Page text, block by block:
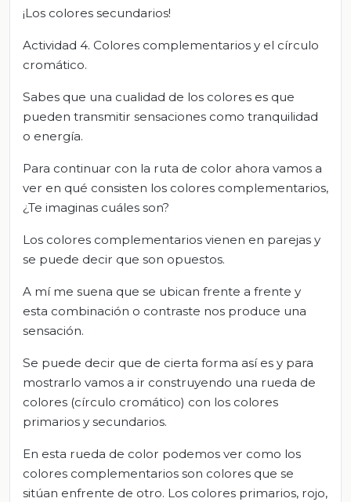
¡Los colores secundarios!
Actividad 4. Colores complementarios y el círculo
cromático.
Sabes que una cualidad de los colores es que
pueden transmitir sensaciones como tranquilidad
o energía.
Para continuar con la ruta de color ahora vamos a
ver en qué consisten los colores complementarios,
¿Te imaginas cuáles son?
Los colores complementarios vienen en parejas y
se puede decir que son opuestos.
A mí me suena que se ubican frente a frente y
esta combinación o contraste nos produce una
sensación.
Se puede decir que de cierta forma así es y para
mostrarlo vamos a ir construyendo una rueda de
colores (círculo cromático) con los colores
primarios y secundarios.
En esta rueda de color podemos ver como los
colores complementarios son colores que se
sitúan enfrente de otro. Los colores primarios, rojo,